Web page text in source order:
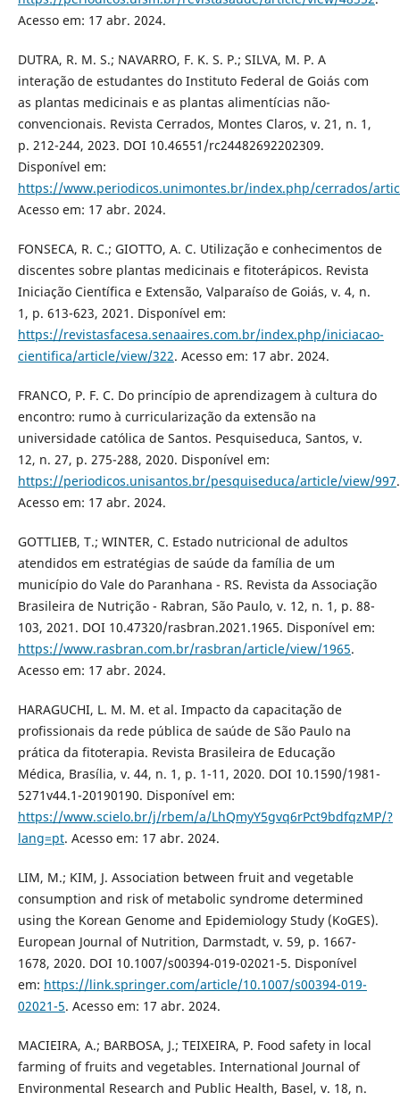
Acesso em: 17 abr. 2024.
DUTRA, R. M. S.; NAVARRO, F. K. S. P.; SILVA, M. P. A
interação de estudantes do Instituto Federal de Goiás com
as plantas medicinais e as plantas alimentícias não-
convencionais. Revista Cerrados, Montes Claros, v. 21, n. 1,
p. 212-244, 2023. DOI 10.46551/rc24482692202309.
Disponível em:
https://www.periodicos.unimontes.br/index.php/cerrados/
Acesso em: 17 abr. 2024.
FONSECA, R. C.; GIOTTO, A. C. Utilização e conhecimentos de
discentes sobre plantas medicinais e fitoterápicos. Revista
Iniciação Científica e Extensão, Valparaíso de Goiás, v. 4, n.
1, p. 613-623, 2021. Disponível em:
https://revistasfacesa.senaaires.com.br/index.php/iniciacao-
cientifica/article/view/322. Acesso em: 17 abr. 2024.
FRANCO, P. F. C. Do princípio de aprendizagem à cultura do
encontro: rumo à curricularização da extensão na
universidade católica de Santos. Pesquiseduca, Santos, v.
12, n. 27, p. 275-288, 2020. Disponível em:
https://periodicos.unisantos.br/pesquiseduca/article/view/997.
Acesso em: 17 abr. 2024.
GOTTLIEB, T.; WINTER, C. Estado nutricional de adultos
atendidos em estratégias de saúde da família de um
município do Vale do Paranhana - RS. Revista da Associação
Brasileira de Nutrição - Rabran, São Paulo, v. 12, n. 1, p. 88-
103, 2021. DOI 10.47320/rasbran.2021.1965. Disponível em:
https://www.rasbran.com.br/rasbran/article/view/1965.
Acesso em: 17 abr. 2024.
HARAGUCHI, L. M. M. et al. Impacto da capacitação de
profissionais da rede pública de saúde de São Paulo na
prática da fitoterapia. Revista Brasileira de Educação
Médica, Brasília, v. 44, n. 1, p. 1-11, 2020. DOI 10.1590/1981-
5271v44.1-20190190. Disponível em:
https://www.scielo.br/j/rbem/a/LhQmyY5gvq6rPct9bdfqzMP/?
lang=pt. Acesso em: 17 abr. 2024.
LIM, M.; KIM, J. Association between fruit and vegetable
consumption and risk of metabolic syndrome determined
using the Korean Genome and Epidemiology Study (KoGES).
European Journal of Nutrition, Darmstadt, v. 59, p. 1667-
1678, 2020. DOI 10.1007/s00394-019-02021-5. Disponível
em: https://link.springer.com/article/10.1007/s00394-019-
02021-5. Acesso em: 17 abr. 2024.
MACIEIRA, A.; BARBOSA, J.; TEIXEIRA, P. Food safety in local
farming of fruits and vegetables. International Journal of
Environmental Research and Public Health, Basel, v. 18, n.